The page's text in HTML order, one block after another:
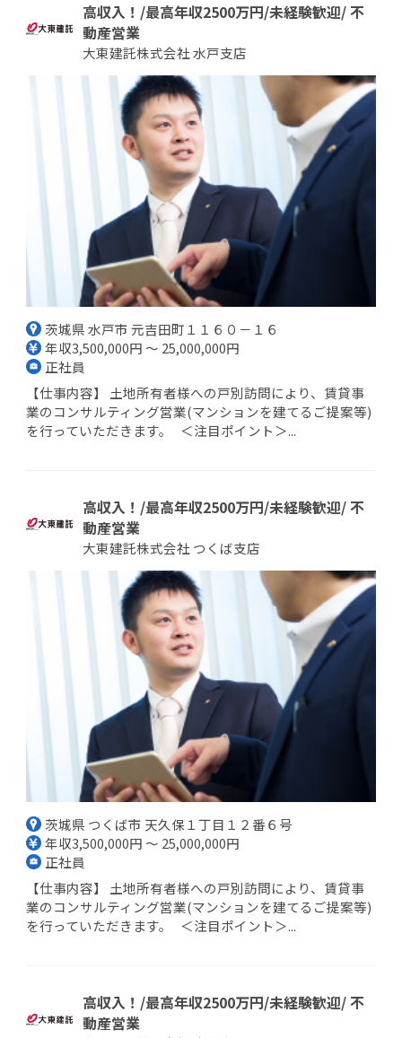
高収入！/最高年収2500万円/未経験歓迎/ 不
動産営業
大東建託株式会社 水戸支店
茨城県 水戸市 元吉田町１１６０－１６
年収3,500,000円 ～ 25,000,000円
正社員
【仕事内容】 土地所有者様への戸別訪問により、賃貸事
業のコンサルティング営業(マンションを建てるご提案等)
を行っていただきます。 ＜注目ポイント＞...
高収入！/最高年収2500万円/未経験歓迎/ 不
動産営業
大東建託株式会社 つくば支店
茨城県 つくば市 天久保１丁目１２番６号
年収3,500,000円 ～ 25,000,000円
正社員
【仕事内容】 土地所有者様への戸別訪問により、賃貸事
業のコンサルティング営業(マンションを建てるご提案等)
を行っていただきます。 ＜注目ポイント＞...
高収入！/最高年収2500万円/未経験歓迎/ 不
動産営業